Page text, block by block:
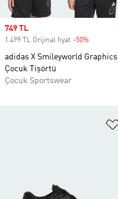
Sale price
749 TL
1.499 TL Orijinal fiyat -50%
adidas X Smileyworld Graphics
Çocuk Tişörtü
Çocuk Sportswear